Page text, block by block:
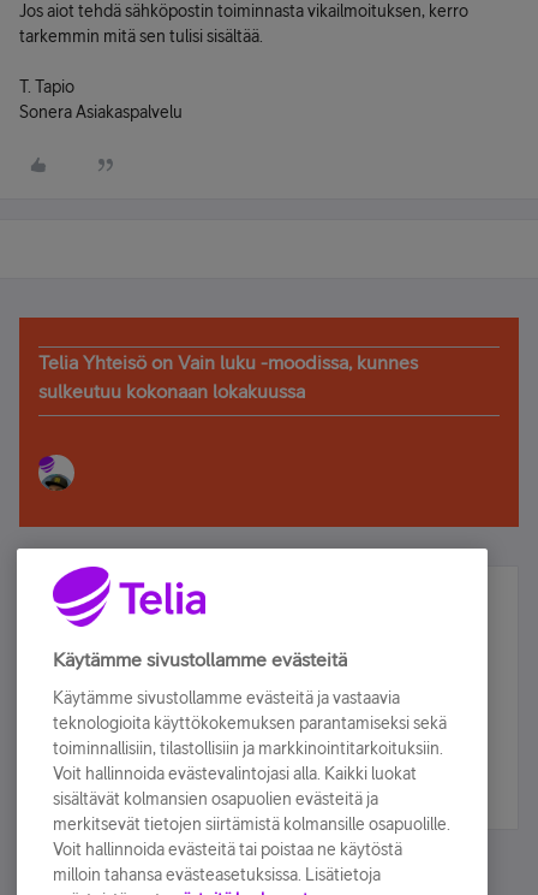
Jos aiot tehdä sähköpostin toiminnasta vikailmoituksen, kerro
tarkemmin mitä sen tulisi sisältää.
T. Tapio
Sonera Asiakaspalvelu
Telia Yhteisö on Vain luku -moodissa, kunnes
sulkeutuu kokonaan lokakuussa
Älä jää paitsi – osallistu ja voita!
Tilaa Telian uutiskirje ja olet mukana arvonnassa.
sähköpostiisi.
Tilaa nyt
Käytämme sivustollamme evästeitä
Käytämme sivustollamme evästeitä ja vastaavia
teknologioita käyttökokemuksen parantamiseksi sekä
toiminnallisiin, tilastollisiin ja markkinointitarkoituksiin.
Voit hallinnoida evästevalintojasi alla. Kaikki luokat
sisältävät kolmansien osapuolien evästeitä ja
merkitsevät tietojen siirtämistä kolmansille osapuolille.
Voit hallinnoida evästeitä tai poistaa ne käytöstä
milloin tahansa evästeasetuksissa. Lisätietoja